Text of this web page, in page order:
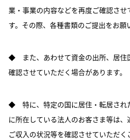
業・事業の内容などを再度ご確認させ
す。その際、各種書類のご提出をお願
◆ また、あわせて資金の出所、居住
確認させていただく場合があります。
◆ 特に、特定の国に居住・転居され
に所在している法人のお客さま等は、
ご収入の状況等を確認させていただ